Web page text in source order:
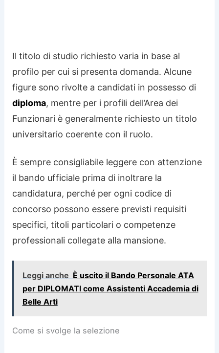
Il titolo di studio richiesto varia in base al
profilo per cui si presenta domanda. Alcune
figure sono rivolte a candidati in possesso di
diploma, mentre per i profili dell’Area dei
Funzionari è generalmente richiesto un titolo
universitario coerente con il ruolo.
È sempre consigliabile leggere con attenzione
il bando ufficiale prima di inoltrare la
candidatura, perché per ogni codice di
concorso possono essere previsti requisiti
specifici, titoli particolari o competenze
professionali collegate alla mansione.
Leggi anche È uscito il Bando Personale ATA
per DIPLOMATI come Assistenti Accademia di
Belle Arti
Come si svolge la selezione